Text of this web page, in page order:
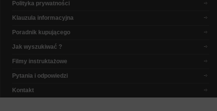
Polityka prywatności
Klauzula informacyjna
Poradnik kupującego
Jak wyszukiwać ?
Filmy instruktażowe
Pytania i odpowiedzi
Kontakt